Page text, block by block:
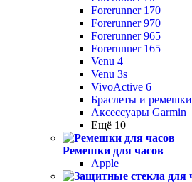
Forerunner 170
Forerunner 970
Forerunner 965
Forerunner 165
Venu 4
Venu 3s
VivoActive 6
Браслеты и ремешки
Аксессуары Garmin
Ещё 10
Ремешки для часов
Apple